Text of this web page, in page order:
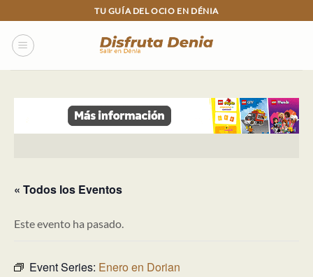
to
content
TU GUÍA DEL OCIO EN DÉNIA
« Todos los Eventos
Este evento ha pasado.
Event Series: Enero en Dorian